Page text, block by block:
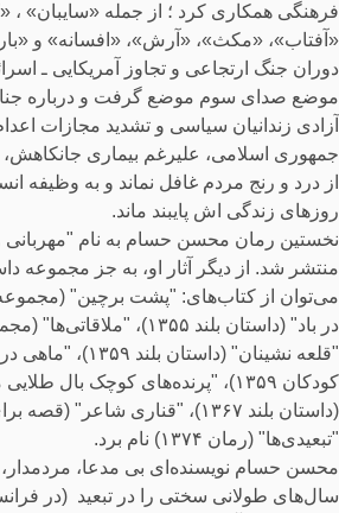
فرهنگی همکاری کرد ؛ از جمله «سایبان» ،
«آفتاب»، «مکث»، «آرش»، «افسانه» و
دوران جنگ ارتجاعی و تجاوز آمریکایی ـ
موضع صدای سوم موضع گرفت و درباره
آزادی زندانیان سیاسی و تشدید مجازات
جمهوری اسلامی، علیرغم بیماری جانکاهش،
از درد و رنج مردم غافل نماند و به وظیفه
روزهای زندگی اش پایبند ماند.
منتشر شد. از دیگر آثار او، به جز مجموعه
"قلعه‌ نشینان"
کودکان ۱۳۵۹)، "پرنده‌های کوچک بال
"تبعیدی‌ها" (رمان ۱۳۷۴) نام برد.
محسن حسام نویسنده‌ای بی مدعا، مردمدار،
سال‌های طولانی سختی را در تبعید (در